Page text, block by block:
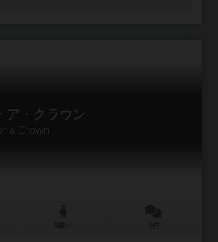
ア・クラウン
a Crown